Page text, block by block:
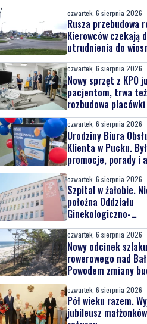
czwartek, 6 sierpnia 2026
Rusza przebudowa
Kierowców czekają
utrudnienia do
czwartek, 6 sierpnia 2026
Nowy sprzęt z KPO
pacjentom, trwa też
rozbudowa placówki
czwartek, 6 sierpnia 2026
Urodziny Biura
Klienta w Pucku.
promocje, porady i
dla najmłodszych
czwartek, 6 sierpnia 2026
Szpital w żałobie.
położna Oddziału
Ginekologiczno-
Położniczego
czwartek, 6 sierpnia 2026
Nowy odcinek szlaku
rowerowego nad
Powodem zmiany
elektrowni jądrowej
czwartek, 6 sierpnia 2026
Pół wieku razem.
jubileusz